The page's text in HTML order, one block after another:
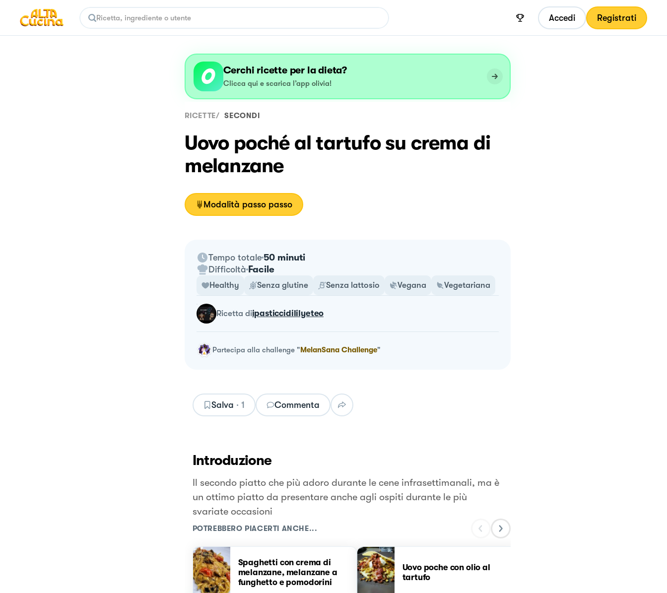
Accedi Registrati
Cerchi ricette per la dieta?
Clicca qui e scarica l’app olivia!
RICETTE/ SECONDI
Uovo poché al tartufo su crema di
melanzane
Modalità passo passo
Tempo totale 50 minuti
Difficoltà Facile
Healthy Senza glutine Senza lattosio Vegana Vegetariana
ricetta diipasticcidililyeteo
Partecipa alla challenge"MelanSana Challenge"
Salva · 1 Commenta
Introduzione
Il secondo piatto che più adoro durante le cene infrasettimanali, ma è
un ottimo piatto da presentare anche agli ospiti durante le più
svariate occasioni
POTREBBERO PIACERTI ANCHE...
Spaghetti con crema di
melanzane, melanzane a
funghetto e pomodorini
Uovo poche con olio al
tartufo